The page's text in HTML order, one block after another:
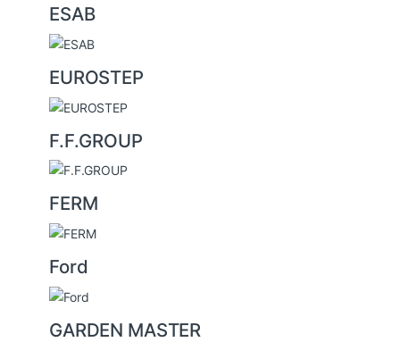
ESAB
EUROSTEP
F.F.GROUP
FERM
Ford
GARDEN MASTER